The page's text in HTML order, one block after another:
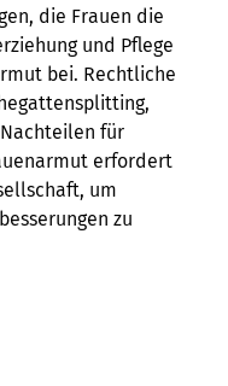
die Frauen die
und Pflege
bei. Rechtliche
für
erfordert
um
zu